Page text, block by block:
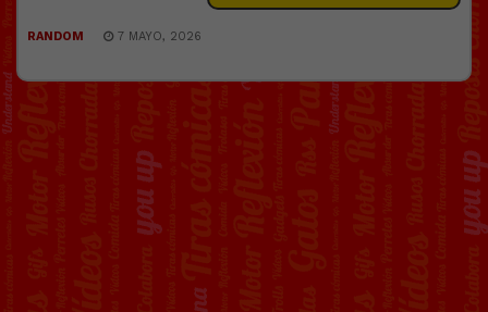
RANDOM 7 MAYO, 2026